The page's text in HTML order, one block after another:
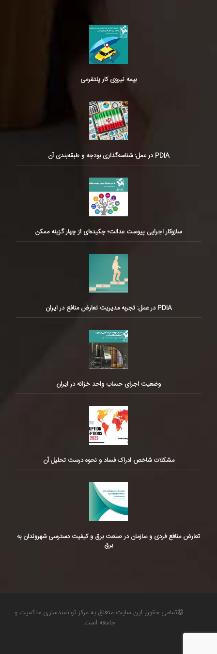
بیمه نیروی کار پلتفرمی
PDIA در عمل: شناسه‌گذاری بودجه و طبقه‌بندی آن
سازوکار اجرایی پیوست عدالت؛ چکیده‌ای از چهار گزینه ممکن
PDIA در عمل: تجربه مدیریت تعارض منافع در ایران
وضعیت اجرای حساب واحد خزانه در ایران
مشکلات شاخص ادراک فساد و نحوه درست تحلیل آن
تعارض منافع فردی و سازمان در صنعت برق و کیفیت دسترسی شهروندان به
برق
©تمامی حقوق این سایت متعلق به مرکز توانمندسازی حاکمیت و
جامعه است.